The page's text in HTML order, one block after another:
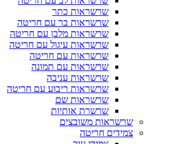
שרשראות כתר
שרשראות בר עם חריטה
שרשראות מלבן עם חריטה
שרשראות עיגול עם חריטה
שרשראות עם חריטה
שרשראות עם תמונה
שרשראות עניבה
שרשראות ריבוע עם חריטה
שרשראות שם
שרשרת אותיות
שרשראות משובצים
צמידים חריטה